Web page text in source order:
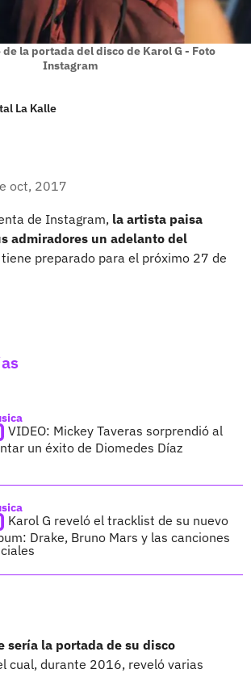
de la portada del disco de Karol G - Foto
Instagram
La Kalle
oct, 2017
de Instagram, la artista paisa
admiradores un adelanto del
preparado para el próximo 27 de
VIDEO: Mickey Taveras sorprendió al
un éxito de Diomedes Díaz
Karol G reveló el tracklist de su nuevo
Drake, Bruno Mars y las canciones
sería la portada de su disco
cual, durante 2016, reveló varias